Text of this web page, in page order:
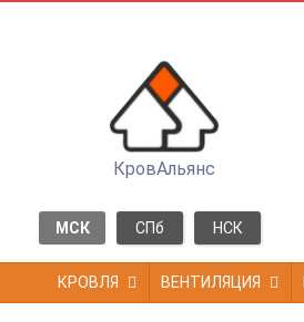
КровАльянс
МСК СПб НСК
КРОВЛЯ ВЕНТИЛЯЦИЯ